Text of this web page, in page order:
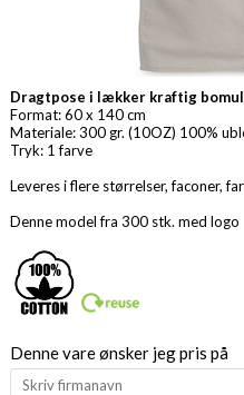
Dragtpose i lækker kraftig
Format: 60 x 140 cm
Materiale: 300 gr. (10OZ) 100%
Tryk: 1 farve
Leveres i flere størrelser, faconer,
Denne model fra 300 stk. med logo
Denne vare ønsker jeg pris på